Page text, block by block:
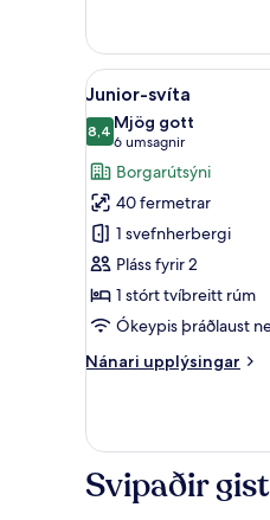
Skoða
allar
myndir
fyrir
Junior-
svíta
13
Junior-svíta
8,48,4 af 10
Mjög gott
6 umsagnir
(6
umsagnir)
Borgarútsýni
40 fermetrar
1 svefnherbergi
Pláss fyrir 2
1 stórt tvíbreitt rúm
Ókeypis þráðlaust
Nánari upplýsingar
Nánari
svíta
Svipaðir